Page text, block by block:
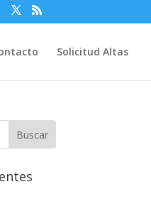
Solicitud Altas